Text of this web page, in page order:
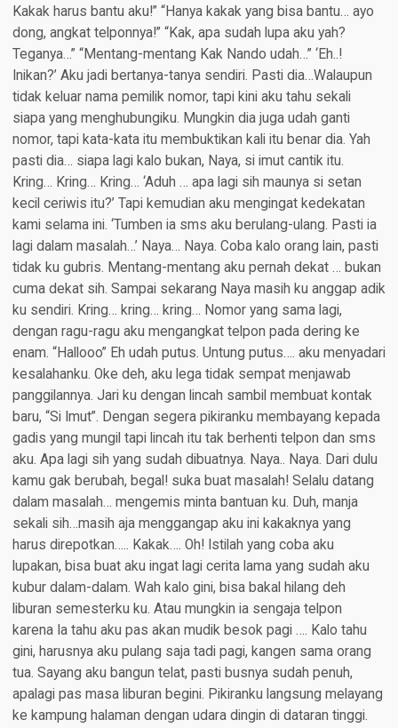
Kakak harus bantu aku!” “Hanya kakak yang bisa bantu… ayo
dong, angkat telponnya!” “Kak, apa sudah lupa aku yah?
Teganya…” “Mentang-mentang Kak Nando udah…” ‘Eh..!
Inikan?’ Aku jadi bertanya-tanya sendiri. Pasti dia…Walaupun
tidak keluar nama pemilik nomor, tapi kini aku tahu sekali
siapa yang menghubungiku. Mungkin dia juga udah ganti
nomor, tapi kata-kata itu membuktikan kali itu benar dia. Yah
pasti dia… siapa lagi kalo bukan, Naya, si imut cantik itu.
Kring… Kring… Kring… ‘Aduh … apa lagi sih maunya si setan
kecil ceriwis itu?’ Tapi kemudian aku mengingat kedekatan
kami selama ini. ‘Tumben ia sms aku berulang-ulang. Pasti ia
lagi dalam masalah…’ Naya… Naya. Coba kalo orang lain, pasti
tidak ku gubris. Mentang-mentang aku pernah dekat … bukan
cuma dekat sih. Sampai sekarang Naya masih ku anggap adik
ku sendiri. Kring… kring… kring… Nomor yang sama lagi,
dengan ragu-ragu aku mengangkat telpon pada dering ke
enam. “Hallooo” Eh udah putus. Untung putus…. aku menyadari
kesalahanku. Oke deh, aku lega tidak sempat menjawab
panggilannya. Jari ku dengan lincah sambil membuat kontak
baru, “Si Imut”. Dengan segera pikiranku membayang kepada
gadis yang mungil tapi lincah itu tak berhenti telpon dan sms
aku. Apa lagi sih yang sudah dibuatnya. Naya.. Naya. Dari dulu
kamu gak berubah, begal! suka buat masalah! Selalu datang
dalam masalah… mengemis minta bantuan ku. Duh, manja
sekali sih…masih aja menggangap aku ini kakaknya yang
harus direpotkan….. Kakak…. Oh! Istilah yang coba aku
lupakan, bisa buat aku ingat lagi cerita lama yang sudah aku
kubur dalam-dalam. Wah kalo gini, bisa bakal hilang deh
liburan semesterku ku. Atau mungkin ia sengaja telpon
karena Ia tahu aku pas akan mudik besok pagi …. Kalo tahu
gini, harusnya aku pulang saja tadi pagi, kangen sama orang
tua. Sayang aku bangun telat, pasti busnya sudah penuh,
apalagi pas masa liburan begini. Pikiranku langsung melayang
ke kampung halaman dengan udara dingin di dataran tinggi.